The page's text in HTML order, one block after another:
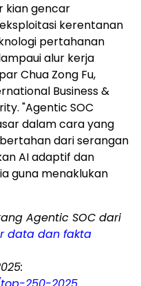
kian gencar
kerentanan
pertahanan
alur kerja
Chua Zong Fu,
Business &
"Agentic SOC
dalam cara yang
dari serangan
AI adaptif dan
guna menaklukan
Agentic SOC dari
data dan fakta